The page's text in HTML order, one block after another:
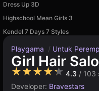
Dress Up 3D
Highschool Mean Girls 3
Kendel 7 Days 7 Styles
Playgama / Untuk
Girl Hair
★★★★★ 4.3 / 103
Developer: Bravestars